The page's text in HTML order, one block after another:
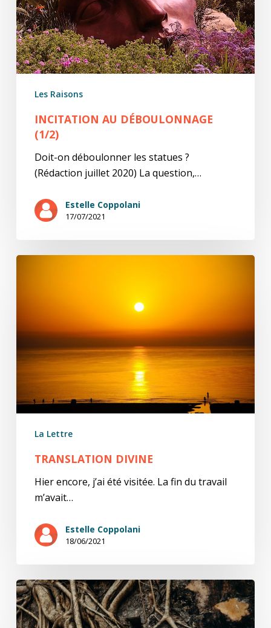
Les Raisons
INCITATION AU DÉBOULONNAGE
(1/2)
Doit-on déboulonner les statues ?
(Rédaction juillet 2020) La question,…
Estelle Coppolani
17/07/2021
La Lettre
TRANSLATION DIVINE
Hier encore, j’ai été visitée. La fin du travail
m’avait…
Estelle Coppolani
18/06/2021
L’étrangleur